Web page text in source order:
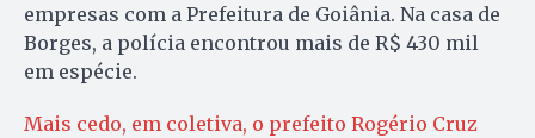
empresas com a Prefeitura de Goiânia. Na casa de
Borges, a polícia encontrou mais de R$ 430 mil
em espécie.
Mais cedo, em coletiva, o prefeito Rogério Cruz